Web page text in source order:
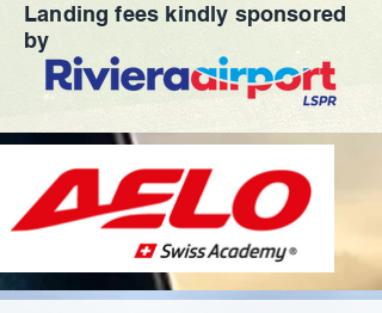
Landing fees kindly sponsored
by